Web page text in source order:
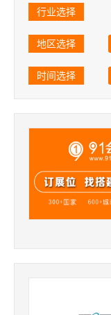
行业选择
地区选择
时间选择